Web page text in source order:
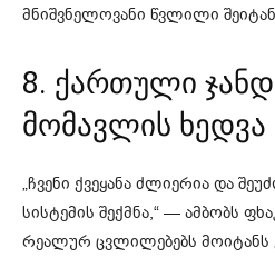
მნიშვნელოვანი წვლილი
8. ქართული
მომავლის ხედვა
„ჩვენი ქვეყანა ძლიერია და
სისტემის შექმნა,“ — ამბობს
რეალურ ცვლილებებს მოიტანს